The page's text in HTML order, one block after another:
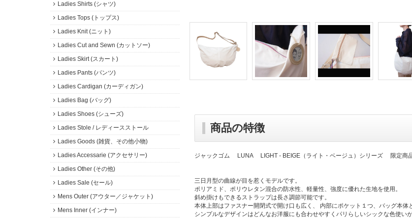
商品の特徴
ジャックゴム LUNA LIGHT - BEIGE（ライト・ベージュ）シリーズ 限定商
三日月型の曲線が目を惹くモデルです。
ポリアミド、ポリウレタン混合の防水性、軽量性、強度に優れた生地を使用。
斜め掛けもできるストラップは長さ調節可能です。
本体上部はファスナー開閉式で開け口も広く、 内部にポケット１つ、バッグ本体
シンプルなデザインはどんなお洋服にも合わせやすくパリらしいシックな色使い
Ladies Shirts (シャツ)
Ladies Tops (トップス)
Ladies Knit (ニット)
Ladies Cut and Sewn (カットソー)
Ladies Skirt (スカート)
Ladies Pants (パンツ)
Ladies Cardigan (カーディガン)
Ladies Bag (バッグ)
Ladies Shoes (シューズ)
Ladies Stole / レディースストール
Ladies Goods (雑貨、その他小物)
Ladies Accessarie (アクセサリー)
Ladies Other (その他)
Ladies Sale (セール)
Mens Outer (アウター／ジャケット)
Mens Inner (インナー)